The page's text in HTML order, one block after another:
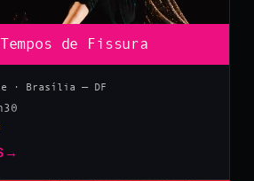
de Fissura
· Brasília — DF
→